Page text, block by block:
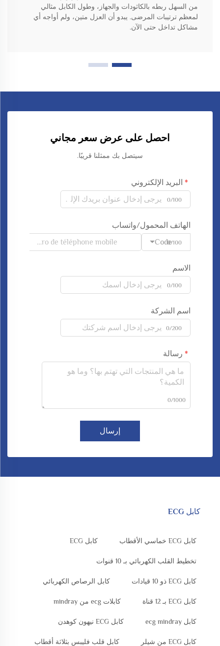
من السهل ربطه بالكاثودات والجهاز، وطول الكابل مثالي
لمعظم ترتيبات المرضى. يبدو أن العزل متين، ولم أواجه أي
مشاكل تداخل حتى الآن.
احصل على عرض سعر مجاني
سيتصل بك ممثلنا قريبًا.
البريد الإلكتروني
0/100
الهاتف المحمول/واتساب
Code0/100
الاسم
0/100
اسم الشركة
0/200
رسالة
0/1000
إرسال
كابل ECG
كابل ECG خماسي الأقطاب كابل ECG
تخطيط القلب الكهربائي بـ 10 قنوات
كابل ECG ذو 10 قيادات كابل الرصاص الكهربائي
كابل ECG بـ 12 قناة كابلات ecg من mindray
كابل ecg mindray كابل ECG نيهون كوهدن
كابل ECG من شيلر كابل قلب فليبس بثلاثة أقطاب